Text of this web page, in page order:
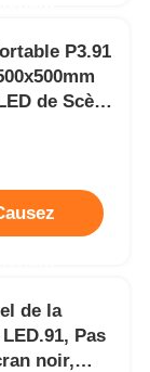
P3.91
de Scène
&
de la
Pas
noir,